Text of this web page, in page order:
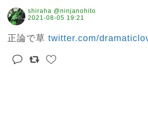
shiraha @ninjanohito
2021-08-05 19:21
正論で草 twitter.com/